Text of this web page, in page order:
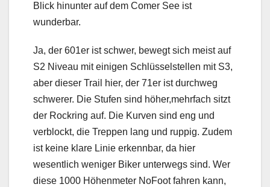
Blick hinunter auf dem Comer See ist
wunderbar.
Ja, der 601er ist schwer, bewegt sich meist auf
S2 Niveau mit einigen Schlüsselstellen mit S3,
aber dieser Trail hier, der 71er ist durchweg
schwerer. Die Stufen sind höher,mehrfach sitzt
der Rockring auf. Die Kurven sind eng und
verblockt, die Treppen lang und ruppig. Zudem
ist keine klare Linie erkennbar, da hier
wesentlich weniger Biker unterwegs sind. Wer
diese 1000 Höhenmeter NoFoot fahren kann,